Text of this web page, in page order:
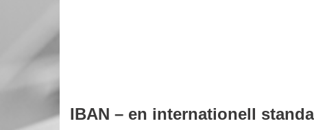
IBAN – en internationell